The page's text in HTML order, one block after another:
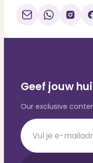
Geef jouw
Our exclusive
Section